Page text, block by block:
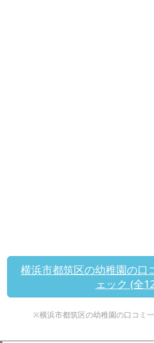
横浜市都筑区の幼稚園の口
ェック (全
※横浜市都筑区の幼稚園の口コミ